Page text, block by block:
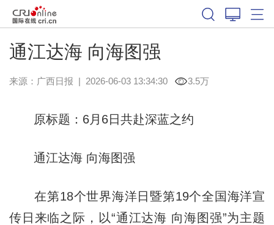
通江达海 向海图强
来源： 广西日报 | 2026-06-03 13:34:30 3.5万
原标题：6月6日共赴深蓝之约
通江达海 向海图强
在第18个世界海洋日暨第19个全国海洋宣
传日来临之际，以“通江达海 向海图强”为主题